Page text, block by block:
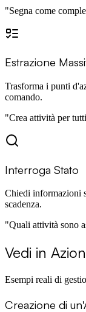
"Segna come
Estrazione
Trasforma i punti
comando.
"Crea attività per
Interroga Stato
Chiedi informazioni
scadenza.
"Quali attività sono
Vedi in
Esempi reali di
Creazione di